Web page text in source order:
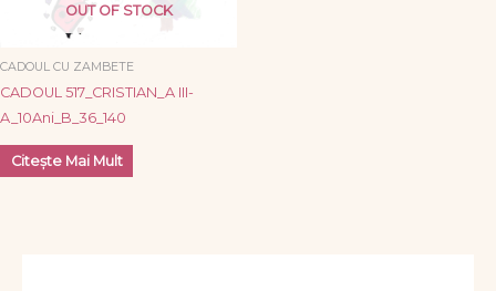
OUT OF STOCK
CADOUL CU ZAMBETE
CADOUL 517_CRISTIAN_A III-
A_10Ani_B_36_140
Citește Mai Mult